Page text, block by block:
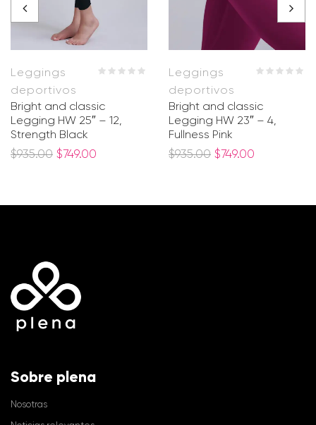
Leggings
deportivos
Bright and classic
Legging HW 25″ – 12,
Strength Black
$935.00 $749.00
Leggings
deportivos
Bright and classic
Legging HW 23″ – 4,
Fullness Pink
$935.00 $749.00
Sobre plena
Nosotras